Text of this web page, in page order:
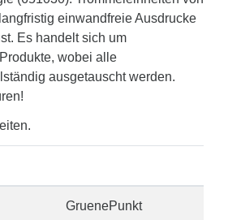
einwandfreie Ausdrucke
Es handelt sich um
wobei alle
ausgetauscht werden.
GruenePunkt